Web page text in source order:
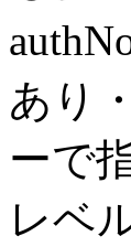
あり
ーで
レベ